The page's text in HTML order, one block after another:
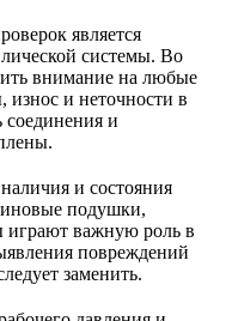
является
системы. Во
внимание на любые
и неточности в
соединения и
и состояния
подушки,
играют важную роль в
повреждений
заменить.